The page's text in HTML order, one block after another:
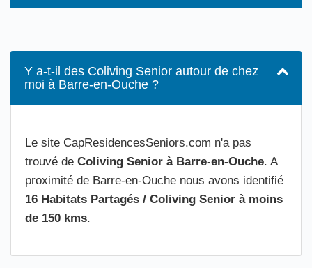
Y a-t-il des Coliving Senior autour de chez
moi à Barre-en-Ouche ?
Le site CapResidencesSeniors.com n'a pas
trouvé de Coliving Senior à Barre-en-Ouche. A
proximité de Barre-en-Ouche nous avons identifié
16 Habitats Partagés / Coliving Senior à moins
de 150 kms.